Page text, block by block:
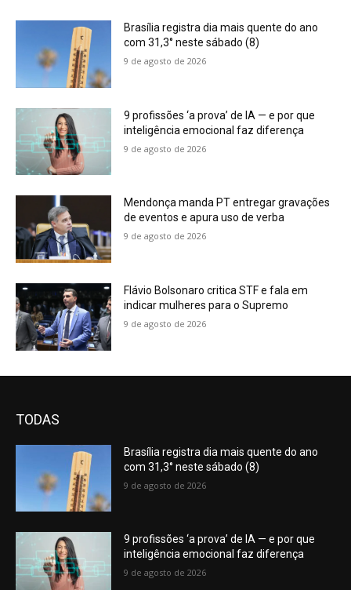
Brasília registra dia mais quente do ano
com 31,3° neste sábado (8)
9 de agosto de 2026
9 profissões ‘a prova’ de IA — e por que
inteligência emocional faz diferença
9 de agosto de 2026
Mendonça manda PT entregar gravações
de eventos e apura uso de verba
9 de agosto de 2026
Flávio Bolsonaro critica STF e fala em
indicar mulheres para o Supremo
9 de agosto de 2026
TODAS
Brasília registra dia mais quente do ano
com 31,3° neste sábado (8)
9 de agosto de 2026
9 profissões ‘a prova’ de IA — e por que
inteligência emocional faz diferença
9 de agosto de 2026